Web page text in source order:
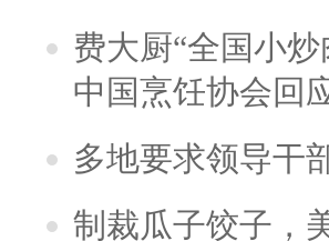
费大厨“全国小
中国烹饪协会回
多地要求领导干
制裁瓜子饺子，